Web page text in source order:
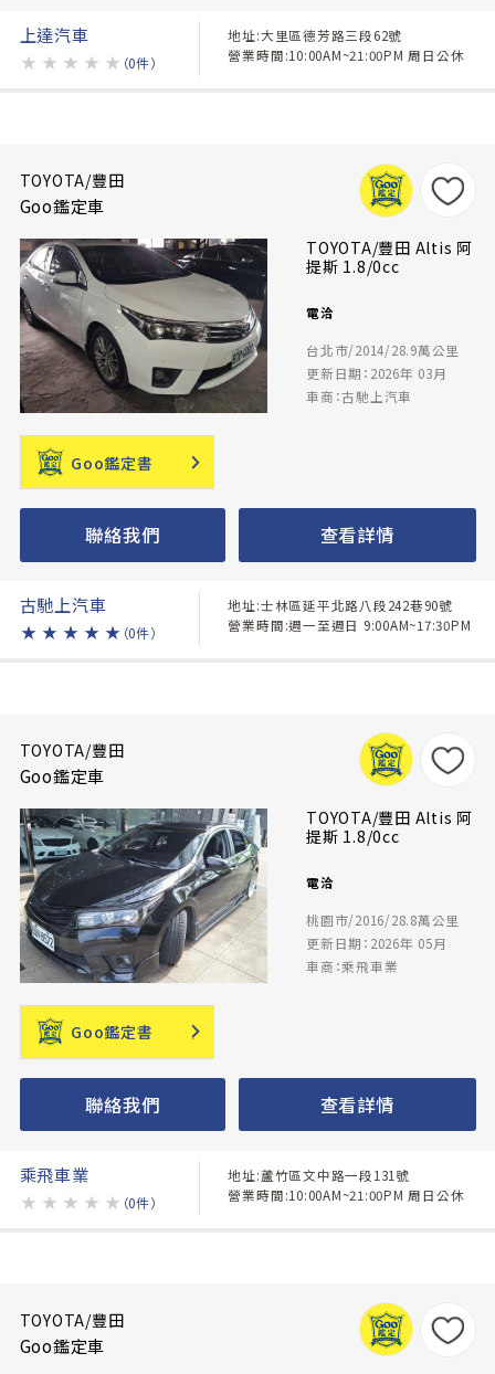
上達汽車
★ ★ ★ ★ ★ （0件）
地址:大里區德芳路三段62號
營業時間:10:00AM~21:00PM 周日公休
TOYOTA/豐田
Goo鑑定車
TOYOTA/豐田 Altis 阿
提斯 1.8/0cc
電洽
台北市/2014/28.9萬公里
更新日期：2026年 03月
車商：古馳上汽車
Goo鑑定書
聯絡我們 查看詳情
古馳上汽車
★ ★ ★ ★ ★ （0件）
地址:士林區延平北路八段242巷90號
營業時間:週一至週日 9:00AM~17:30PM
TOYOTA/豐田
Goo鑑定車
TOYOTA/豐田 Altis 阿
提斯 1.8/0cc
電洽
桃園市/2016/28.8萬公里
更新日期：2026年 05月
車商：乘飛車業
Goo鑑定書
聯絡我們 查看詳情
乘飛車業
★ ★ ★ ★ ★ （0件）
地址:蘆竹區文中路一段131號
營業時間:10:00AM~21:00PM 周日公休
TOYOTA/豐田
Goo鑑定車